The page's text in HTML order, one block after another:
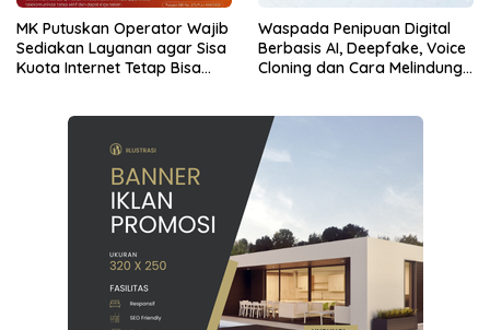
MK Putuskan Operator Wajib
Sediakan Layanan agar Sisa
Kuota Internet Tetap Bisa
Waspada Penipuan Digital
Berbasis AI, Deepfake, Voice
Cloning dan Cara Melindungi